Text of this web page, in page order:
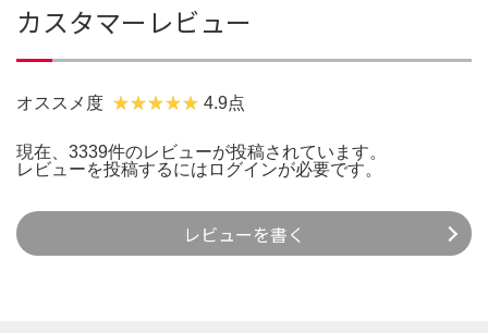
カスタマーレビュー
オススメ度 4.9点
現在、3339件のレビューが投稿されています。
レビューを投稿するには ログインが必要です。
レビューを書く